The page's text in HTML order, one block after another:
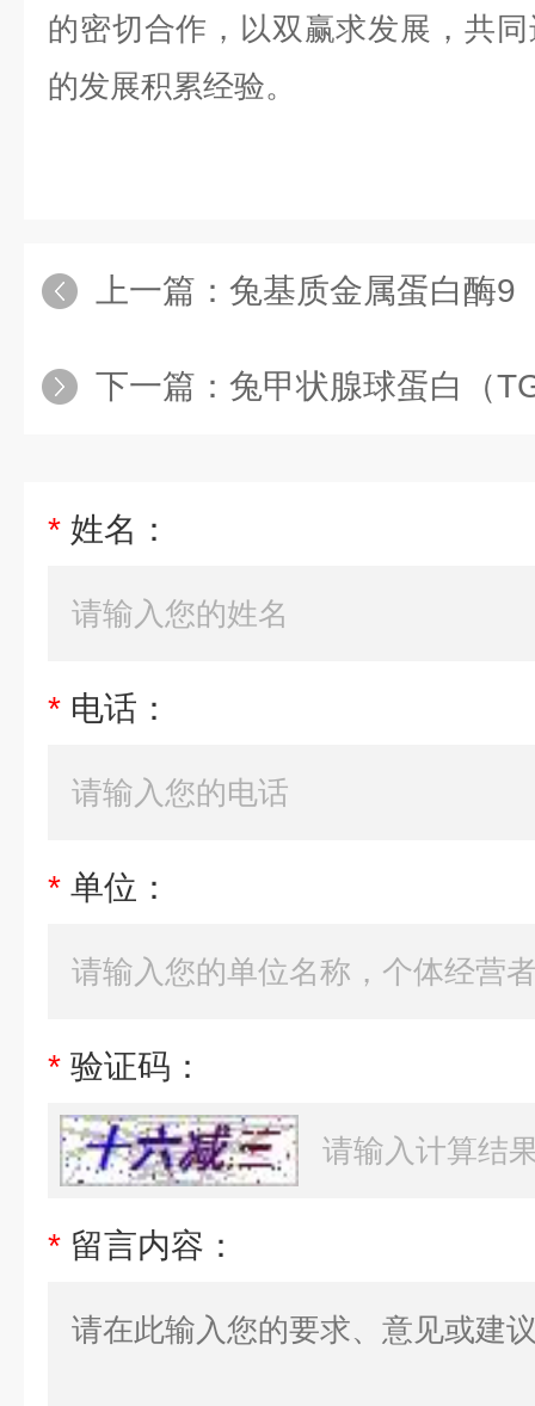
的密切合作，以双赢求发展，共
的发展积累经验。
上一篇： 兔基质金属蛋白酶9（
下一篇： 兔甲状腺球蛋白（TG
* 姓名：
* 电话：
* 单位：
* 验证码：
* 留言内容：